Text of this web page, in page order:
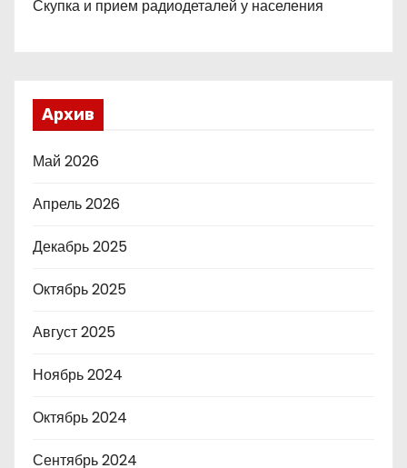
Скупка и прием радиодеталей у населения
Архив
Май 2026
Апрель 2026
Декабрь 2025
Октябрь 2025
Август 2025
Ноябрь 2024
Октябрь 2024
Сентябрь 2024